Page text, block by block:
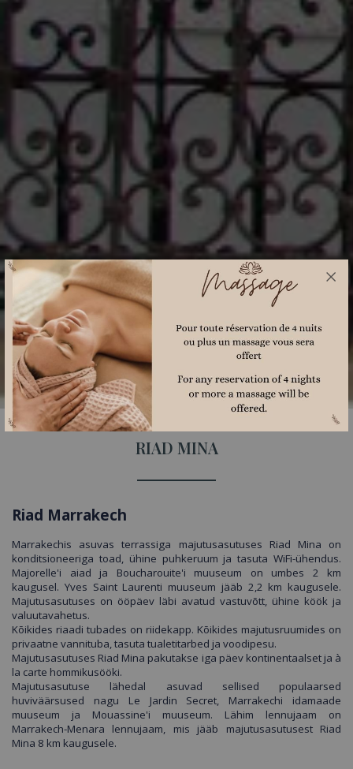
RIAD MINA
Riad Marrakech
Marrakechis asuvas terrassiga majutusasutuses Riad Mina on
konditsioneeriga toad, ühine puhkeruum ja tasuta WiFi-ühendus.
Majorelle'i aiad ja Boucharouite'i muuseum on umbes 2 km
kaugusel. Yves Saint Laurenti muuseum jääb 2,2 km kaugusele.
Majutusasutuses on ööpäev läbi avatud vastuvõtt, ühine köök ja
valuutavahetus.
Kõikides riaadi tubades on riidekapp. Kõikides majutusruumides on
privaatne vannituba, tasuta tualetitarbed ja voodipesu.
Majutusasutuses Riad Mina pakutakse iga päev kontinentaalset ja à
la carte hommikusööki.
Majutusasutuse lähedal asuvad sellised populaarsed
huviväärsused nagu Le Jardin Secret, Marrakechi idamaade
muuseum ja Mouassine'i muuseum. Lähim lennujaam on
Marrakech-Menara lennujaam, mis jääb majutusasutusest Riad
Mina 8 km kaugusele.